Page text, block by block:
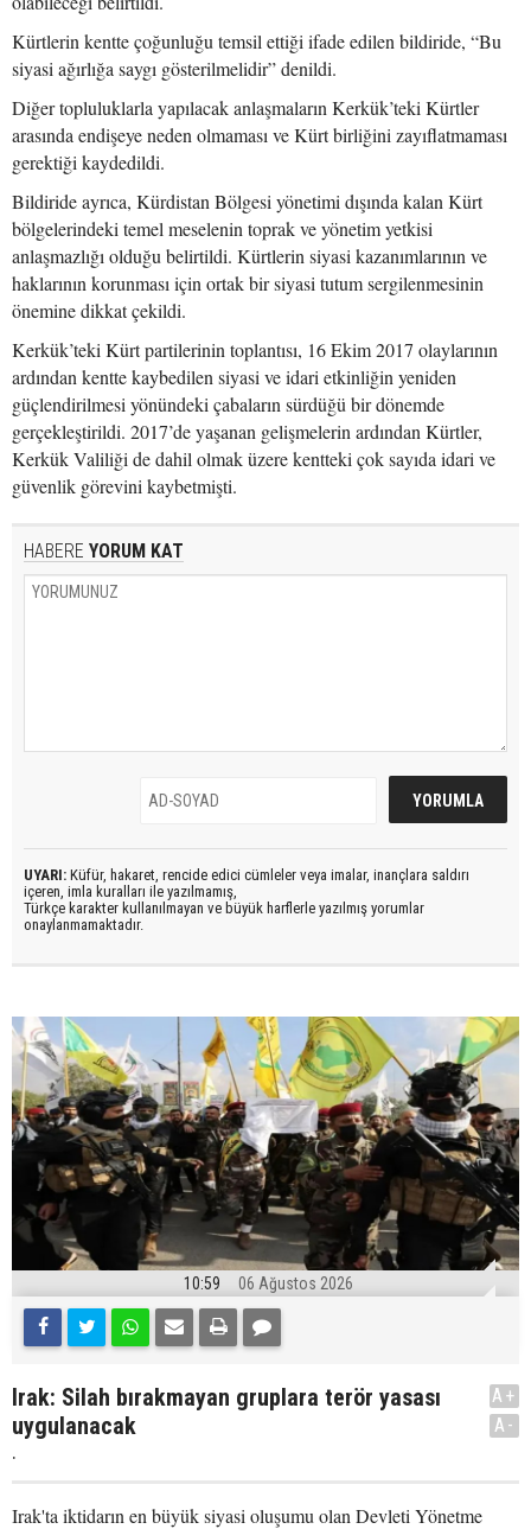
Kürtlerin kentte çoğunluğu temsil ettiği ifade edilen bildiride, “Bu
siyasi ağırlığa saygı gösterilmelidir” denildi.
Diğer topluluklarla yapılacak anlaşmaların Kerkük’teki Kürtler
arasında endişeye neden olmaması ve Kürt birliğini zayıflatmaması
gerektiği kaydedildi.
Bildiride ayrıca, Kürdistan Bölgesi yönetimi dışında kalan Kürt
bölgelerindeki temel meselenin toprak ve yönetim yetkisi
anlaşmazlığı olduğu belirtildi. Kürtlerin siyasi kazanımlarının ve
haklarının korunması için ortak bir siyasi tutum sergilenmesinin
önemine dikkat çekildi.
Kerkük’teki Kürt partilerinin toplantısı, 16 Ekim 2017 olaylarının
ardından kentte kaybedilen siyasi ve idari etkinliğin yeniden
güçlendirilmesi yönündeki çabaların sürdüğü bir dönemde
gerçekleştirildi. 2017’de yaşanan gelişmelerin ardından Kürtler,
Kerkük Valiliği de dahil olmak üzere kentteki çok sayıda idari ve
güvenlik görevini kaybetmişti.
HABERE YORUM KAT
UYARI: Küfür, hakaret, rencide edici cümleler veya imalar, inançlara saldırı
içeren, imla kuralları ile yazılmamış,
Türkçe karakter kullanılmayan ve büyük harflerle yazılmış yorumlar
onaylanmamaktadır.
10:59 06 Ağustos 2026
Irak: Silah bırakmayan gruplara terör yasası
uygulanacak
.
A+
A-
Irak'ta iktidarın en büyük siyasi oluşumu olan Devleti Yönetme